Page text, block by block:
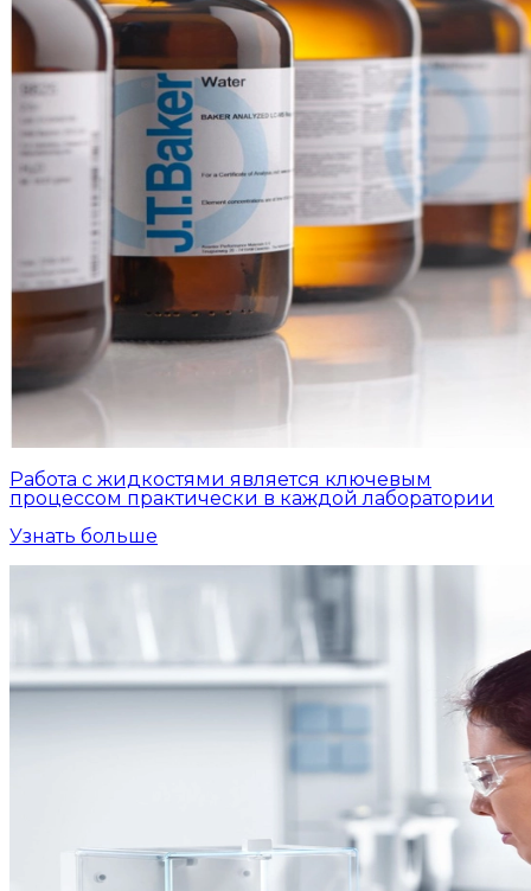
Работа с жидкостями является ключевым
процессом практически в каждой лаборатории
Узнать больше